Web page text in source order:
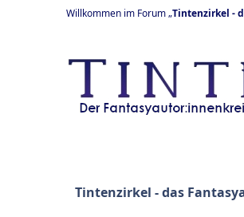
Willkommen im Forum „Tintenzirkel -
Tintenzirkel - das